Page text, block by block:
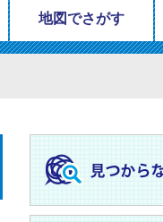
地図でさがす